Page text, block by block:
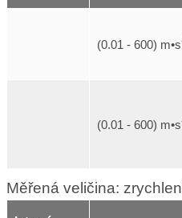
(0.01 - 600) m•s
(0.01 - 600) m•s
Měřená veličina: